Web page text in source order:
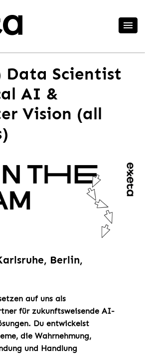
Data Scientist
AI &
Vision (all
Berlin,
auf uns als
für zukunftsweisende AI-
Du entwickelst
die Wahrnehmung,
und Handlung